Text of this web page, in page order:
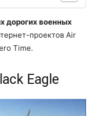
дорогих военных
проектов Air
Time.
Eagle